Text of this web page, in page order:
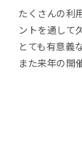
たくさんの利
ントを通して
とても有意義
また来年の開